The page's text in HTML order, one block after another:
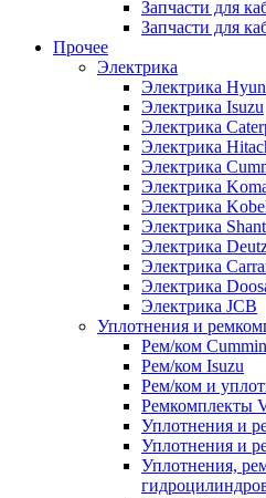
Запчасти для
Запчасти для
Прочее
Электрика
Электрика
Электрика Isuzu
Электрика
Электрика
Электрика
Электрика
Электрика
Электрика
Электрика
Электрика
Электрика
Электрика JCB
Уплотнения и
Рем/ком
Рем/ком Isuzu
Рем/ком и
Ремкомплекты
Уплотнения и
Уплотнения и
Уплотнения,